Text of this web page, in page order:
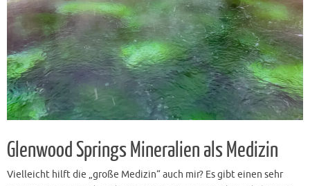
Glenwood Springs Mineralien als Medizin
Vielleicht hilft die „große Medizin“ auch mir? Es gibt einen sehr